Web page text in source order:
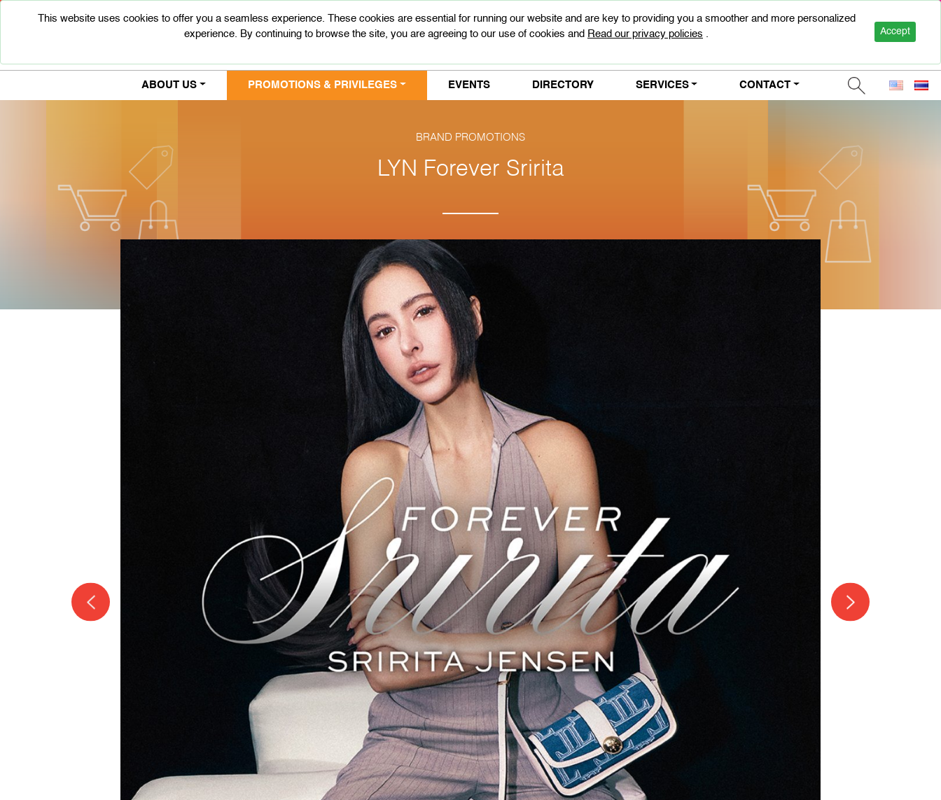
Accept
This website uses cookies to offer you a seamless experience. These cookies are essential for running our website and are key to providing you a smoother and more personalized
experience. By continuing to browse the site, you are agreeing to our use of cookies and Read our privacy policies . 0-2947-5000
ABOUT US PROMOTIONS & PRIVILEGES EVENTS DIRECTORY SERVICES CONTACT
BRAND PROMOTIONS
LYN Forever Sririta